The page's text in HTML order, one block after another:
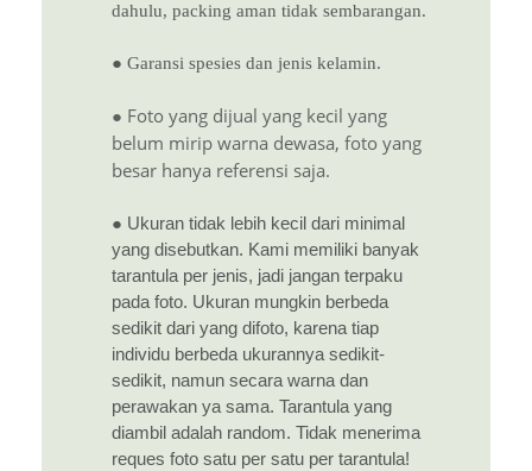
dahulu, packing aman tidak sembarangan.
● Garansi spesies dan jenis kelamin.
● Foto yang dijual yang kecil yang
belum mirip warna dewasa, foto yang
besar hanya referensi saja.
● Ukuran tidak lebih kecil dari minimal
yang disebutkan. Kami memiliki banyak
tarantula per jenis, jadi jangan terpaku
pada foto. Ukuran mungkin berbeda
sedikit dari yang difoto, karena tiap
individu berbeda ukurannya sedikit-
sedikit, namun secara warna dan
perawakan ya sama. Tarantula yang
diambil adalah random. Tidak menerima
reques foto satu per satu per tarantula!